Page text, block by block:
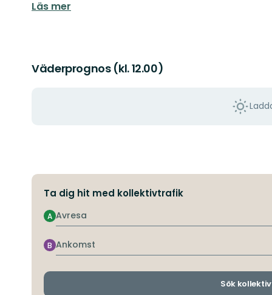
Läs mer
Väderprognos (kl. 12.00)
Ta dig hit med kollektivtrafik
Avresa
A
Ankomst
B
Sök